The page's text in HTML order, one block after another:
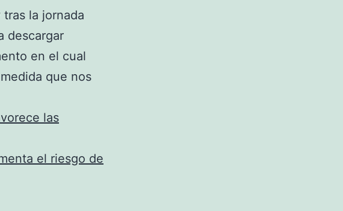
la jornada
descargar
en el cual
que nos
las
el riesgo de